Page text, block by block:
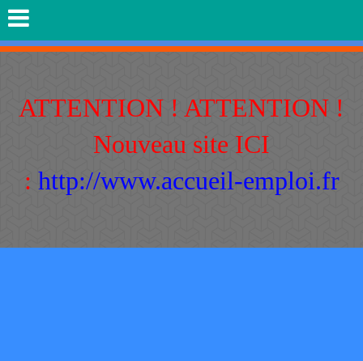
ATTENTION ! ATTENTION !
Nouveau site ICI
: http://www.accueil-emploi.fr